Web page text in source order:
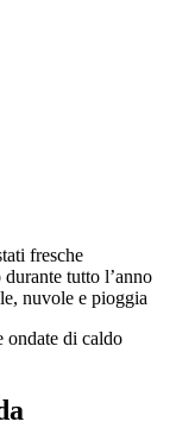
fresche
tutto l’anno
nuvole e pioggia
ondate di caldo